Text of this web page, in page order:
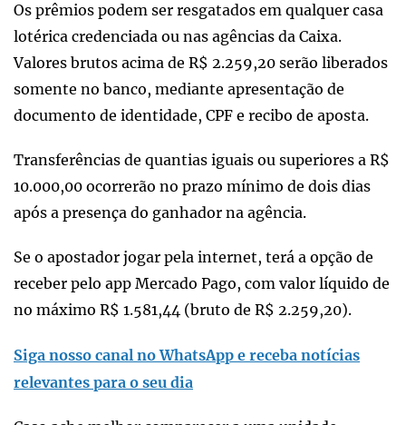
Os prêmios podem ser resgatados em qualquer casa
lotérica credenciada ou nas agências da Caixa.
Valores brutos acima de R$ 2.259,20 serão liberados
somente no banco, mediante apresentação de
documento de identidade, CPF e recibo de aposta.
Transferências de quantias iguais ou superiores a R$
10.000,00 ocorrerão no prazo mínimo de dois dias
após a presença do ganhador na agência.
Se o apostador jogar pela internet, terá a opção de
receber pelo app Mercado Pago, com valor líquido de
no máximo R$ 1.581,44 (bruto de R$ 2.259,20).
Siga nosso canal no WhatsApp e receba notícias
relevantes para o seu dia